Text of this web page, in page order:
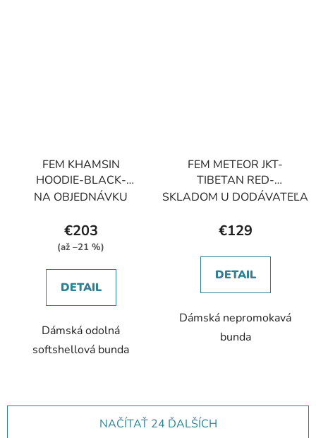
FEM KHAMSIN
HOODIE-BLACK-
UK8/XS dámská bunda
NA OBJEDNÁVKU
€203
(až –21 %)
DETAIL
Dámská odolná
softshellová bunda
FEM METEOR JKT-
TIBETAN RED-
UK14/L/40 dámská
SKLADOM U DODÁVATEĽA
€129
DETAIL
Dámská nepromokavá
bunda
NAČÍTAŤ 24 ĎALŠÍCH